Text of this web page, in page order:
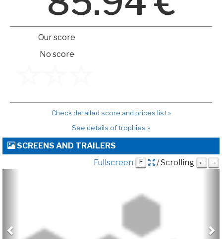
Our score
No score
Check detailed score and prices list »
See details of trophies »
SCREENS AND TRAILERS
Fullscreen
F / Scrolling ← →